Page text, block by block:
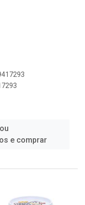
e comprar